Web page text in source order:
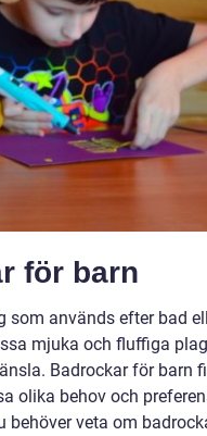
för barn
som används efter bad
mjuka och fluffiga
Badrockar för barn
olika behov och
behöver veta om